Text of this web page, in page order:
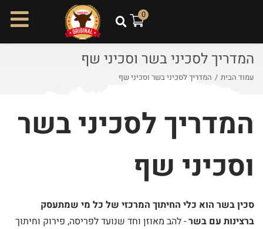
ו
0
המדריך לסכיני בשר וסכיני שף
עמוד הבית / המדריך לסכיני בשר וסכיני שף
המדריך לסכיני בשר
וסכיני שף
סכין בשר הוא כלי החיתוך המרכזי של כל מי שמתעסק
ברצינות עם בשר- להב מאוזן וחד שנועד לפריסה, פירוק וחיתוך